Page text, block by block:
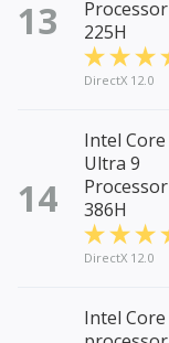
13
Processor
225H
DirectX 12.0
14
Intel Core
Ultra 9
Processor
386H
DirectX 12.0
Intel Core